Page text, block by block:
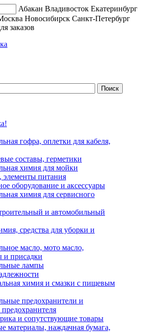
Абакан Владивосток Екатеринбург
Новосибирск Санкт-Петербург
заказов
гофра, оплетки для кабеля,
составы, герметики
химия для мойки
элементы питания
оборудование и аксессуары
химия для сервисного
и автомобильный
средства для уборки и
масло, мото масло,
и присадки
лампы
химия и смазки с пищевым
предохранители и
и сопутствующие товары
материалы, наждачная бумага,